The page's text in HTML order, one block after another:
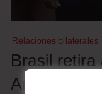
Relaciones bilaterales
Brasil retira
Argentina